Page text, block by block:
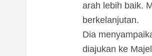
arah lebih baik.
berkelanjutan.
Dia
diajukan ke